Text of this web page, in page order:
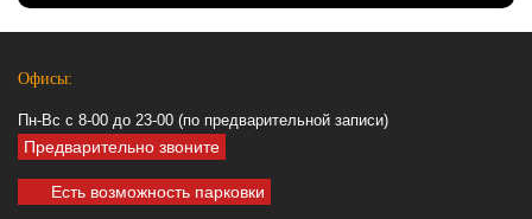
Офисы:
Пн-Вс с 8-00 до 23-00 (по предварительной записи)
Предварительно звоните
Есть возможность парковки